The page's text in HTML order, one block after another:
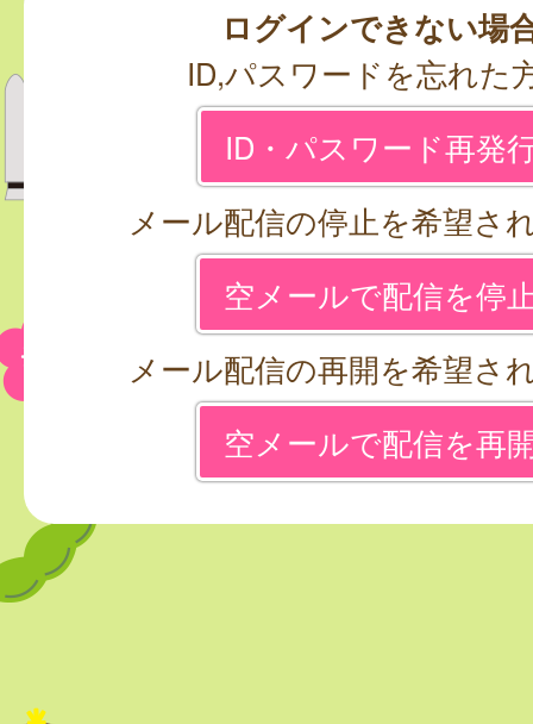
ログインできない場
ID,パスワードを忘れた
ID・パスワード再発
メール配信の停止を希望さ
空メールで配信を停
メール配信の再開を希望さ
空メールで配信を再